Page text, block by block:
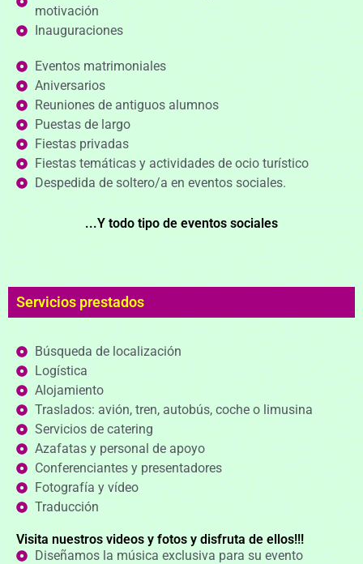
motivación
Inauguraciones
Eventos matrimoniales
Aniversarios
Reuniones de antiguos alumnos
Puestas de largo
Fiestas privadas
Fiestas temáticas y actividades de ocio turístico
Despedida de soltero/a en eventos sociales.
...Y todo tipo de eventos sociales
Servicios prestados
Búsqueda de localización
Logística
Alojamiento
Traslados: avión, tren, autobús, coche o limusina
Servicios de catering
Azafatas y personal de apoyo
Conferenciantes y presentadores
Fotografía y vídeo
Traducción
Visita nuestros videos y fotos y disfruta de ellos!!!
Diseñamos la música exclusiva para su evento